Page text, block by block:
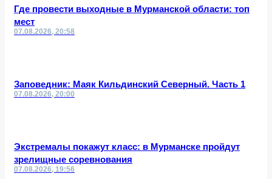
Где провести выходные в Мурманской области: топ
мест
07.08.2026, 20:58
Заповедник: Маяк Кильдинский Северный. Часть 1
07.08.2026, 20:00
Экстремалы покажут класс: в Мурманске пройдут
зрелищные соревнования
07.08.2026, 19:56